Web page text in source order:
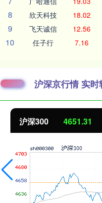
8 欣天科技 18.02
9 飞天诚信 12.56
10 任子行 7.16
沪深京行情 实时
-6.85 -0.15%